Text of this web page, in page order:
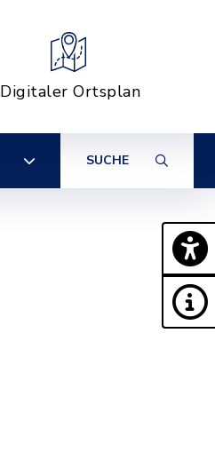
Digitaler Ortsplan
SUCHE